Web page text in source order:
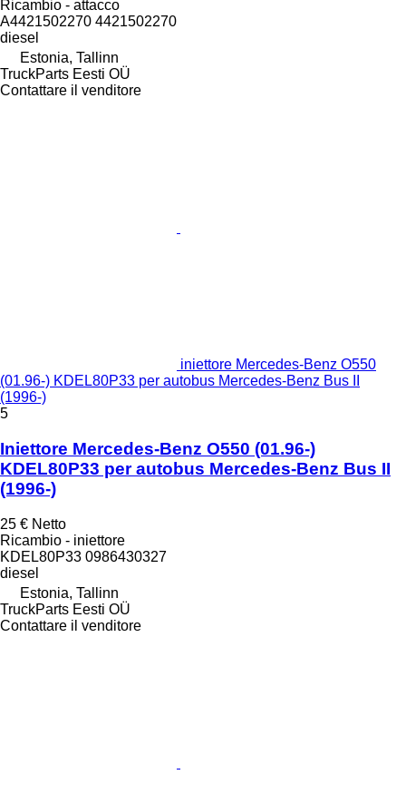
Ricambio - attacco
A4421502270 4421502270
diesel
Estonia, Tallinn
TruckParts Eesti OÜ
Contattare il venditore
iniettore Mercedes-Benz O550
(01.96-) KDEL80P33 per autobus Mercedes-Benz Bus II
(1996-)
5
Iniettore Mercedes-Benz O550 (01.96-)
KDEL80P33 per autobus Mercedes-Benz Bus II
(1996-)
25 € Netto
Ricambio - iniettore
KDEL80P33 0986430327
diesel
Estonia, Tallinn
TruckParts Eesti OÜ
Contattare il venditore